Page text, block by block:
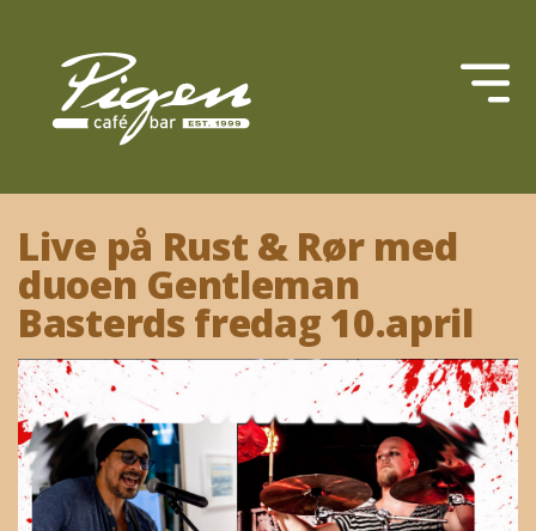
Live på Rust & Rør med
duoen Gentleman
Basterds fredag 10.april